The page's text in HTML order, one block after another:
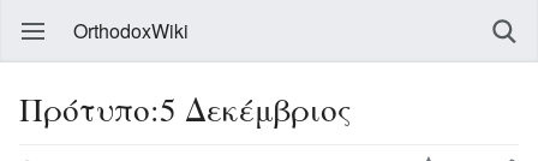
OrthodoxWiki
Πρότυπο:5 Δεκέμβριος